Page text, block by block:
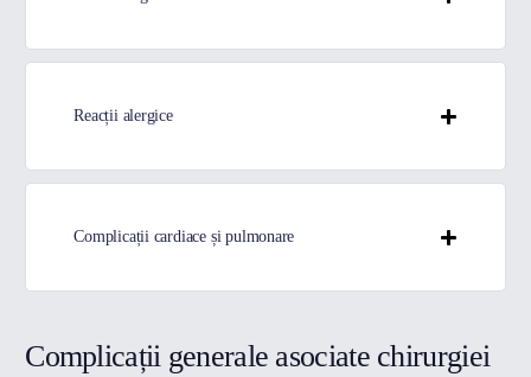
Complicații generale asociate chirurgiei
Reacții alergice
Complicații cardiace și pulmonare